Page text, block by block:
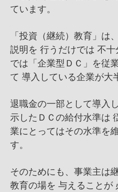
ています。
「投資（継続）教育」は
説明を 行うだけでは 不
では「企業型ＤＣ」を従
て 導入している企業が大
退職金の一部として導入
示したＤＣの給付水準は
業にとってはその水準を
す。
そのためにも、事業主は
教育の場を 与えることが